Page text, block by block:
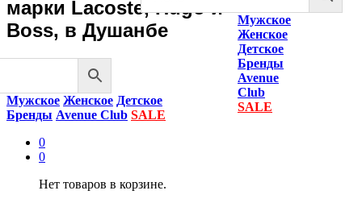
марки Lacoste, Hugo и
Boss, в Душанбе
Мужское Женское Детское
Бренды Avenue Club SALE
0
0
Нет товаров в корзине.
Мужское
Женское
Детское
Бренды
Avenue
Club
SALE